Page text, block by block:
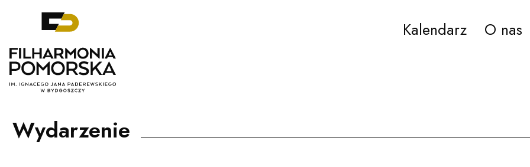
Filharmonia Pomorska im. Ignacego Jana Paderewskiego w Bydgoszczy
Kalendarz O nas
Wydarzenie